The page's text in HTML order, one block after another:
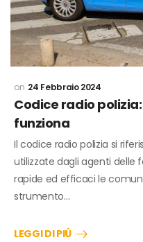
24 Febbraio 2024
Codice radio
funziona
Il codice radio polizia si
utilizzate dagli agenti delle
rapide ed efficaci le
strumento…
LEGGI DI PIÙ